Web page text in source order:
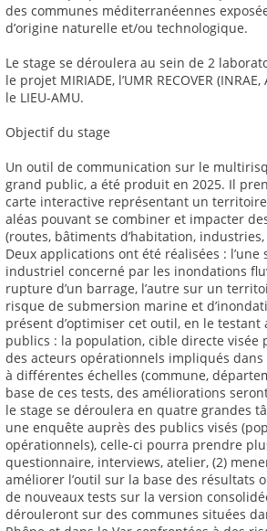
des communes méditerranéennes
d’origine naturelle et/ou technologique.
Le stage se déroulera au sein de 2
le projet MIRIADE, l’UMR RECOVER
le LIEU-AMU.
Objectif du stage
Un outil de communication sur le
grand public, a été produit en 2025. Il
carte interactive représentant un
aléas pouvant se combiner et impacter
(routes, bâtiments d’habitation, industries,
Deux applications ont été réalisées :
industriel concerné par les inondations
rupture d’un barrage, l’autre sur un
risque de submersion marine et
présent d’optimiser cet outil, en le
publics : la population, cible directe visée
des acteurs opérationnels impliqués
à différentes échelles (commune,
base de ces tests, des améliorations
le stage se déroulera en quatre grandes
une enquête auprès des publics visés
opérationnels), celle-ci pourra prendre
questionnaire, interviews, atelier, (2)
améliorer l’outil sur la base des résultats
de nouveaux tests sur la version
dérouleront sur des communes situées